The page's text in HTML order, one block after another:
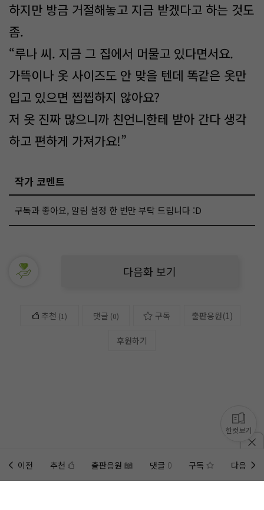
하지만 방금 거절해놓고 지금 받겠다고 하는 것도
좀.
“루나 씨. 지금 그 집에서 머물고 있다면서요.
가뜩이나 옷 사이즈도 안 맞을 텐데 똑같은 옷만
입고 있으면 찝찝하지 않아요?
저 옷 진짜 많으니까 친언니한테 받아 간다 생각
하고 편하게 가져가요!”
작가 코멘트
구독과 좋아요, 알림 설정 한 번만 부탁 드립니다 :D
다음화 보기
추천 (1) 댓글 (0) 구독 출판응원(1)
후원하기
이전 추천 출판응원 댓글 0 구독 다음
한컷보기
홈에미노벨 웹추가하기 미노벨 앱설치하기